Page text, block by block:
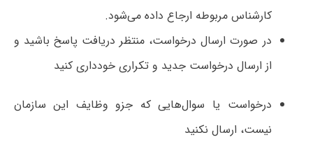
کارشناس مربوطه ارجاع داده می‌شود.
در صورت ارسال درخواست، منتظر دریافت پاسخ باشید و
از ارسال درخواست جدید و تکراری خودداری کنید
درخواست یا سوال‌هایی که جزو وظایف این سازمان
نیست، ارسال نکنید